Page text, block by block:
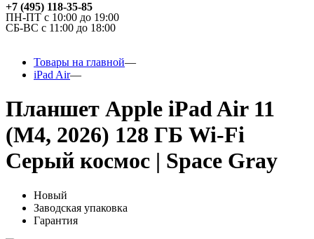
+7 (495) 118-35-85
ПН-ПТ с 10:00 до 19:00
СБ-ВС с 11:00 до 18:00
Товары на главной
iPad Air
Планшет Apple iPad Air 11
(M4, 2026) 128 ГБ Wi-Fi
Серый космос | Space Gray
Новый
Заводская упаковка
Гарантия